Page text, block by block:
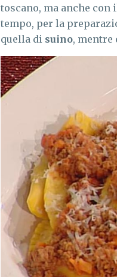
toscano, ma anche con
tempo, per la
quella di suino, mentre